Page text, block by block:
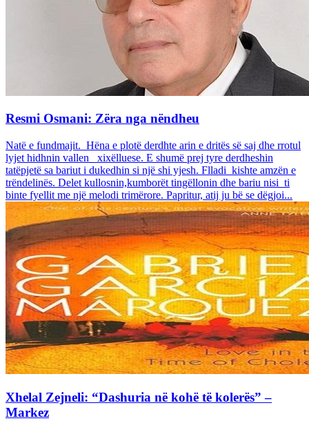
Resmi Osmani: Zëra nga nëndheu
Natë e fundmajit. Hëna e plotë derdhte arin e dritës së saj dhe rrotul
lyjet hidhnin vallen xixëlluese. E shumë prej tyre derdheshin
tatëpjetë sa bariut i dukedhin si një shi yjesh. Flladi kishte amzën e
trëndelinës. Delet kullosnin,kumborët tingëllonin dhe bariu nisi ti
binte fyellit me një melodi trimërore. Papritur, atij ju bë se dëgjoi...
Xhelal Zejneli: “Dashuria në kohë të kolerës” –
Markez